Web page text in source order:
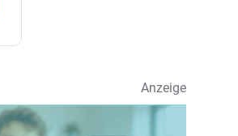
Anzeige